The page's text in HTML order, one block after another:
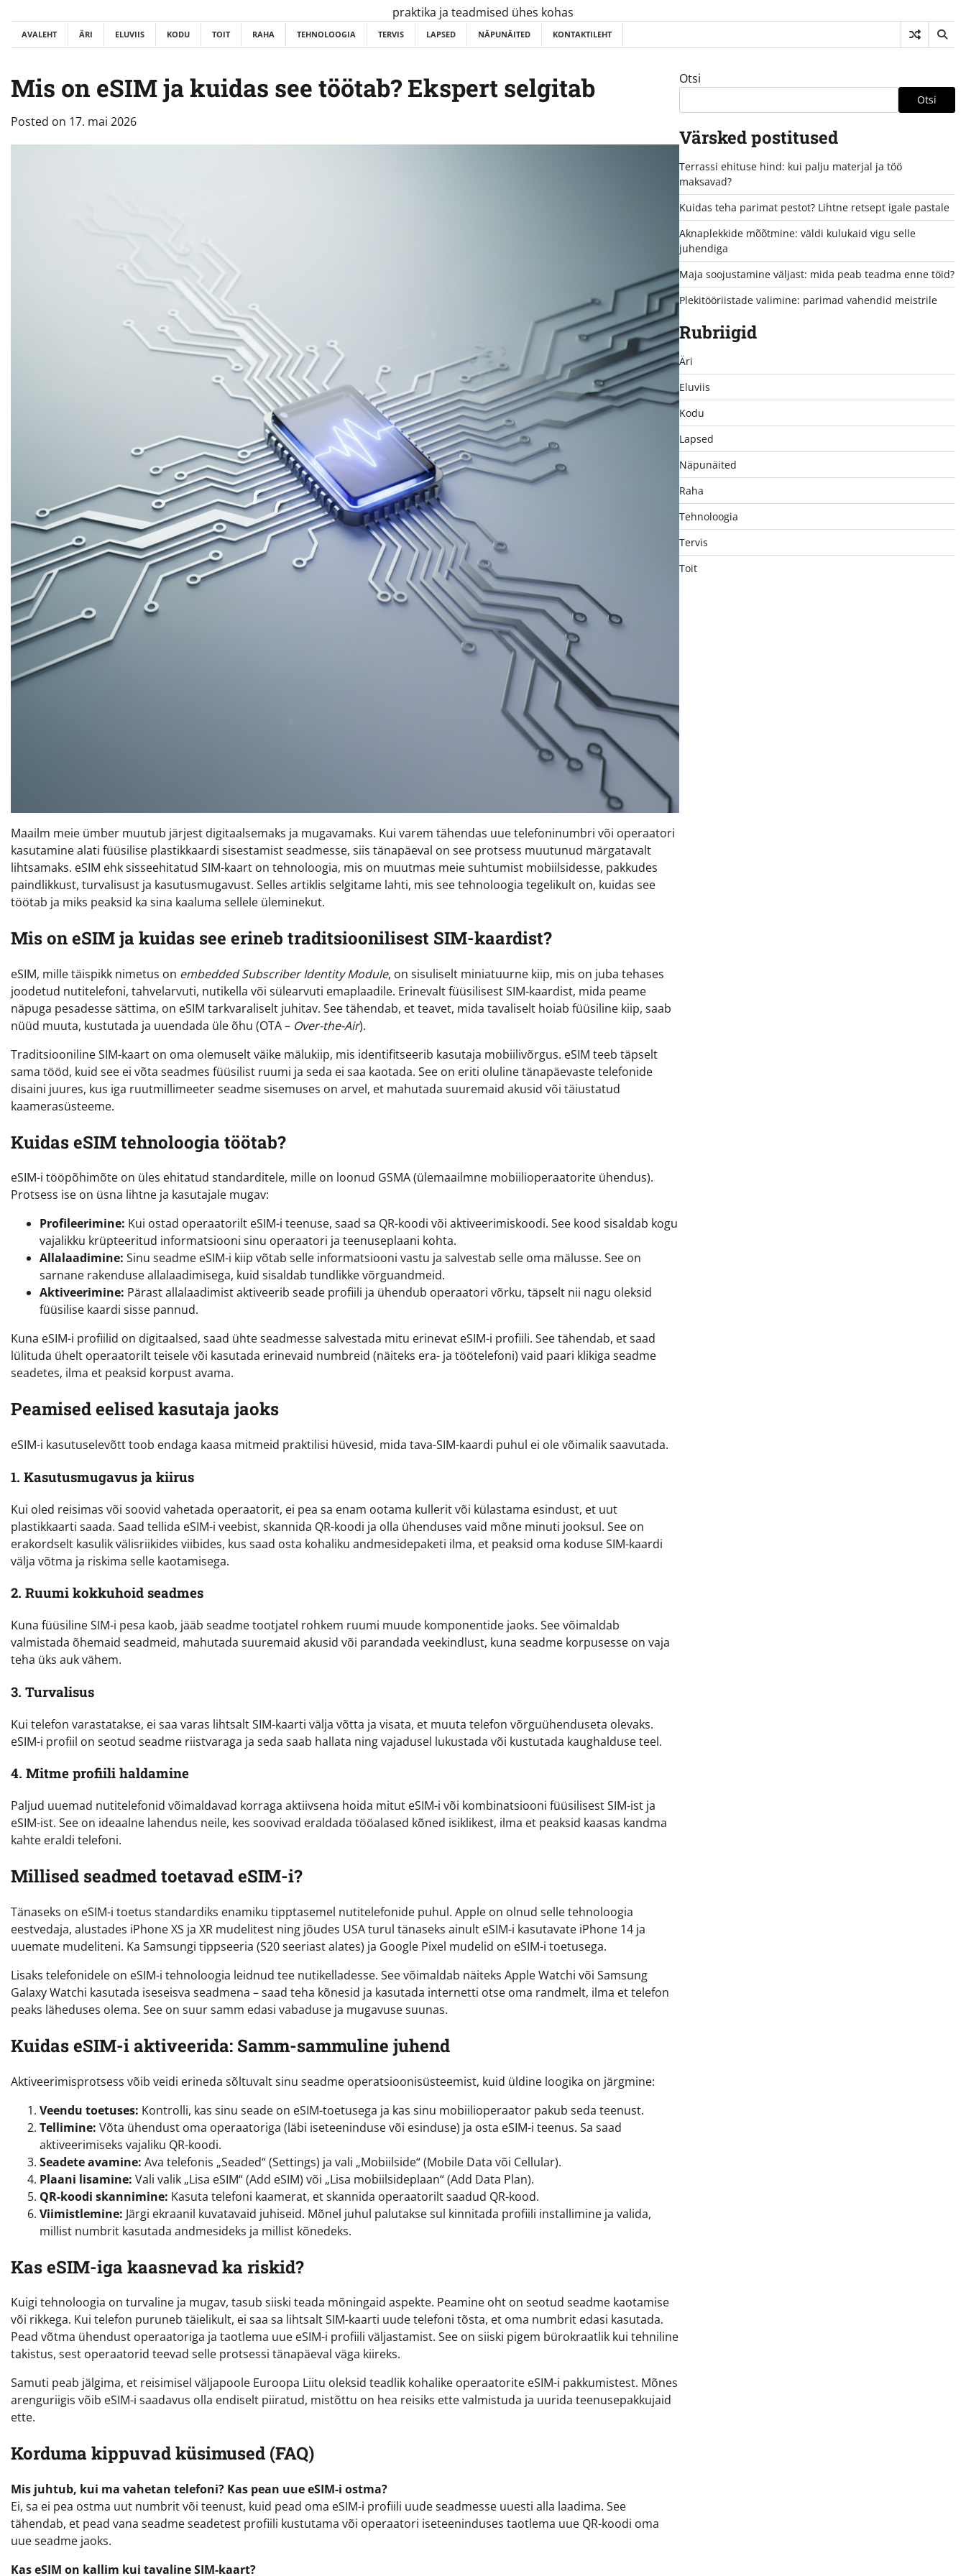
content
praktika ja teadmised ühes kohas
AVALEHT ÄRI ELUVIIS KODU TOIT RAHA TEHNOLOOGIA TERVIS LAPSED NÄPUNÄITED KONTAKTILEHT
Mis on eSIM ja kuidas see töötab? Ekspert selgitab
Posted on 17. mai 2026
Maailm meie ümber muutub järjest digitaalsemaks ja mugavamaks. Kui varem tähendas uue telefoninumbri või operaatori
kasutamine alati füüsilise plastikkaardi sisestamist seadmesse, siis tänapäeval on see protsess muutunud märgatavalt
lihtsamaks. eSIM ehk sisseehitatud SIM-kaart on tehnoloogia, mis on muutmas meie suhtumist mobiilsidesse, pakkudes
paindlikkust, turvalisust ja kasutusmugavust. Selles artiklis selgitame lahti, mis see tehnoloogia tegelikult on, kuidas see
töötab ja miks peaksid ka sina kaaluma sellele üleminekut.
Mis on eSIM ja kuidas see erineb traditsioonilisest SIM-kaardist?
eSIM, mille täispikk nimetus on embedded Subscriber Identity Module, on sisuliselt miniatuurne kiip, mis on juba tehases
joodetud nutitelefoni, tahvelarvuti, nutikella või sülearvuti emaplaadile. Erinevalt füüsilisest SIM-kaardist, mida peame
näpuga pesadesse sättima, on eSIM tarkvaraliselt juhitav. See tähendab, et teavet, mida tavaliselt hoiab füüsiline kiip, saab
nüüd muuta, kustutada ja uuendada üle õhu (OTA – Over-the-Air).
Traditsiooniline SIM-kaart on oma olemuselt väike mälukiip, mis identifitseerib kasutaja mobiilivõrgus. eSIM teeb täpselt
sama tööd, kuid see ei võta seadmes füüsilist ruumi ja seda ei saa kaotada. See on eriti oluline tänapäevaste telefonide
disaini juures, kus iga ruutmillimeeter seadme sisemuses on arvel, et mahutada suuremaid akusid või täiustatud
kaamerasüsteeme.
Kuidas eSIM tehnoloogia töötab?
eSIM-i tööpõhimõte on üles ehitatud standarditele, mille on loonud GSMA (ülemaailmne mobiilioperaatorite ühendus).
Protsess ise on üsna lihtne ja kasutajale mugav:
Profileerimine: Kui ostad operaatorilt eSIM-i teenuse, saad sa QR-koodi või aktiveerimiskoodi. See kood sisaldab kogu
vajalikku krüpteeritud informatsiooni sinu operaatori ja teenuseplaani kohta.
Allalaadimine: Sinu seadme eSIM-i kiip võtab selle informatsiooni vastu ja salvestab selle oma mälusse. See on
sarnane rakenduse allalaadimisega, kuid sisaldab tundlikke võrguandmeid.
Aktiveerimine: Pärast allalaadimist aktiveerib seade profiili ja ühendub operaatori võrku, täpselt nii nagu oleksid
füüsilise kaardi sisse pannud.
Kuna eSIM-i profiilid on digitaalsed, saad ühte seadmesse salvestada mitu erinevat eSIM-i profiili. See tähendab, et saad
lülituda ühelt operaatorilt teisele või kasutada erinevaid numbreid (näiteks era- ja töötelefoni) vaid paari klikiga seadme
seadetes, ilma et peaksid korpust avama.
Peamised eelised kasutaja jaoks
eSIM-i kasutuselevõtt toob endaga kaasa mitmeid praktilisi hüvesid, mida tava-SIM-kaardi puhul ei ole võimalik saavutada.
1. Kasutusmugavus ja kiirus
Kui oled reisimas või soovid vahetada operaatorit, ei pea sa enam ootama kullerit või külastama esindust, et uut
plastikkaarti saada. Saad tellida eSIM-i veebist, skannida QR-koodi ja olla ühenduses vaid mõne minuti jooksul. See on
erakordselt kasulik välisriikides viibides, kus saad osta kohaliku andmesidepaketi ilma, et peaksid oma koduse SIM-kaardi
välja võtma ja riskima selle kaotamisega.
2. Ruumi kokkuhoid seadmes
Kuna füüsiline SIM-i pesa kaob, jääb seadme tootjatel rohkem ruumi muude komponentide jaoks. See võimaldab
valmistada õhemaid seadmeid, mahutada suuremaid akusid või parandada veekindlust, kuna seadme korpusesse on vaja
teha üks auk vähem.
3. Turvalisus
Kui telefon varastatakse, ei saa varas lihtsalt SIM-kaarti välja võtta ja visata, et muuta telefon võrguühenduseta olevaks.
eSIM-i profiil on seotud seadme riistvaraga ja seda saab hallata ning vajadusel lukustada või kustutada kaughalduse teel.
4. Mitme profiili haldamine
Paljud uuemad nutitelefonid võimaldavad korraga aktiivsena hoida mitut eSIM-i või kombinatsiooni füüsilisest SIM-ist ja
eSIM-ist. See on ideaalne lahendus neile, kes soovivad eraldada tööalased kõned isiklikest, ilma et peaksid kaasas kandma
kahte eraldi telefoni.
Millised seadmed toetavad eSIM-i?
Tänaseks on eSIM-i toetus standardiks enamiku tipptasemel nutitelefonide puhul. Apple on olnud selle tehnoloogia
eestvedaja, alustades iPhone XS ja XR mudelitest ning jõudes USA turul tänaseks ainult eSIM-i kasutavate iPhone 14 ja
uuemate mudeliteni. Ka Samsungi tippseeria (S20 seeriast alates) ja Google Pixel mudelid on eSIM-i toetusega.
Lisaks telefonidele on eSIM-i tehnoloogia leidnud tee nutikelladesse. See võimaldab näiteks Apple Watchi või Samsung
Galaxy Watchi kasutada iseseisva seadmena – saad teha kõnesid ja kasutada internetti otse oma randmelt, ilma et telefon
peaks läheduses olema. See on suur samm edasi vabaduse ja mugavuse suunas.
Kuidas eSIM-i aktiveerida: Samm-sammuline juhend
Aktiveerimisprotsess võib veidi erineda sõltuvalt sinu seadme operatsioonisüsteemist, kuid üldine loogika on järgmine:
Veendu toetuses: Kontrolli, kas sinu seade on eSIM-toetusega ja kas sinu mobiilioperaator pakub seda teenust.
Tellimine: Võta ühendust oma operaatoriga (läbi iseteeninduse või esinduse) ja osta eSIM-i teenus. Sa saad
aktiveerimiseks vajaliku QR-koodi.
Seadete avamine: Ava telefonis „Seaded“ (Settings) ja vali „Mobiilside“ (Mobile Data või Cellular).
Plaani lisamine: Vali valik „Lisa eSIM“ (Add eSIM) või „Lisa mobiilsideplaan“ (Add Data Plan).
QR-koodi skannimine: Kasuta telefoni kaamerat, et skannida operaatorilt saadud QR-kood.
Viimistlemine: Järgi ekraanil kuvatavaid juhiseid. Mõnel juhul palutakse sul kinnitada profiili installimine ja valida,
millist numbrit kasutada andmesideks ja millist kõnedeks.
Kas eSIM-iga kaasnevad ka riskid?
Kuigi tehnoloogia on turvaline ja mugav, tasub siiski teada mõningaid aspekte. Peamine oht on seotud seadme kaotamise
või rikkega. Kui telefon puruneb täielikult, ei saa sa lihtsalt SIM-kaarti uude telefoni tõsta, et oma numbrit edasi kasutada.
Pead võtma ühendust operaatoriga ja taotlema uue eSIM-i profiili väljastamist. See on siiski pigem bürokraatlik kui tehniline
takistus, sest operaatorid teevad selle protsessi tänapäeval väga kiireks.
Samuti peab jälgima, et reisimisel väljapoole Euroopa Liitu oleksid teadlik kohalike operaatorite eSIM-i pakkumistest. Mõnes
arenguriigis võib eSIM-i saadavus olla endiselt piiratud, mistõttu on hea reisiks ette valmistuda ja uurida teenusepakkujaid
ette.
Korduma kippuvad küsimused (FAQ)
Mis juhtub, kui ma vahetan telefoni? Kas pean uue eSIM-i ostma?
Ei, sa ei pea ostma uut numbrit või teenust, kuid pead oma eSIM-i profiili uude seadmesse uuesti alla laadima. See
tähendab, et pead vana seadme seadetest profiili kustutama või operaatori iseteeninduses taotlema uue QR-koodi oma
uue seadme jaoks.
Kas eSIM on kallim kui tavaline SIM-kaart?
Otsi
Otsi
Värsked postitused
Terrassi ehituse hind: kui palju materjal ja töö
maksavad?
Kuidas teha parimat pestot? Lihtne retsept igale pastale
Aknaplekkide mõõtmine: väldi kulukaid vigu selle
juhendiga
Maja soojustamine väljast: mida peab teadma enne töid?
Plekitööriistade valimine: parimad vahendid meistrile
Rubriigid
Äri
Eluviis
Kodu
Lapsed
Näpunäited
Raha
Tehnoloogia
Tervis
Toit